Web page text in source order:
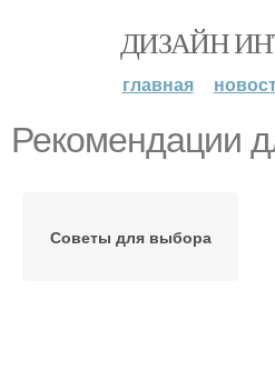
ДИЗАЙН
главная
Рекомендации
Советы для выбора